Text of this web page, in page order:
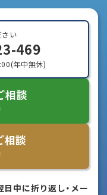
い
469
年中無休)
相談
相談
中に折り返し・メー